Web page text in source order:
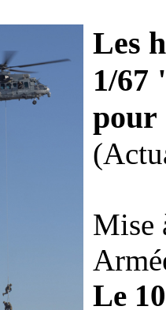
Les
1/67
pour
Mise
Le